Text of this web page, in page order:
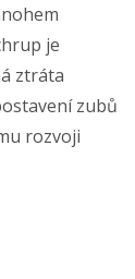
je
ztráta
zubů
rozvoji